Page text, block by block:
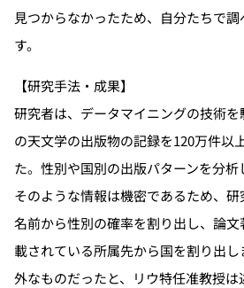
見つからなかったため、自分たちで
す。
【研究手法・成果】
研究者は、データマイニングの技術
の天文学の出版物の記録を120万件以
た。性別や国別の出版パターンを分析
そのような情報は機密であるため、
名前から性別の確率を割り出し、論
載されている所属先から国を割り出
外なものだったと、リウ特任准教授は